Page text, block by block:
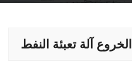
الخروع آلة تعبئة النفط